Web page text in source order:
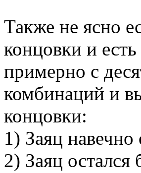
Также не ясно
концовки и
примерно с
комбинаций и
концовки:
1) Заяц навечно
2) Заяц